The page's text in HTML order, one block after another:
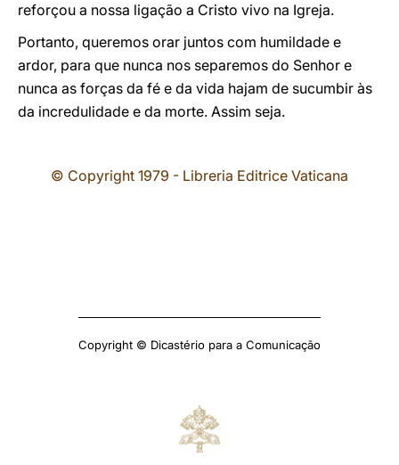
reforçou a nossa ligação a Cristo vivo na Igreja.
Portanto, queremos orar juntos com humildade e
ardor, para que nunca nos separemos do Senhor e
nunca as forças da fé e da vida hajam de sucumbir às
da incredulidade e da morte. Assim seja.
© Copyright 1979 - Libreria Editrice Vaticana
Copyright © Dicastério para a Comunicação